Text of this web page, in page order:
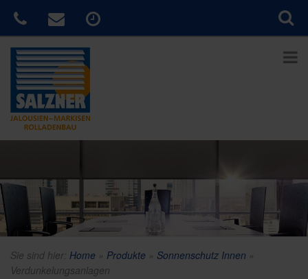
Sie sind hier: Home » Produkte » Sonnenschutz Innen »
Verdunkelungsanlagen